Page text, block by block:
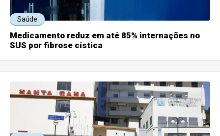
Saúde
Medicamento reduz em até 85% internações no
SUS por fibrose cística